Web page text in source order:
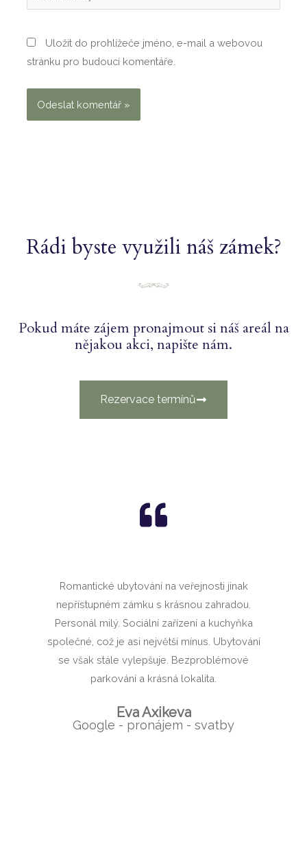
stránky
Uložit do prohlížeče jméno, e-mail a webovou
stránku pro budoucí komentáře.
Rádi byste využili náš zámek?
Pokud máte zájem pronajmout si náš areál na
nějakou akci, napište nám.
Rezervace termínů
Romantické ubytování na veřejnosti jinak
nepřístupném zámku s krásnou zahradou.
Personál milý. Sociální zařízení a kuchyňka
společné, což je asi největší mínus. Ubytování
se však stále vylepšuje. Bezproblémové
parkování a krásná lokalita.
Eva Axikeva
Google - pronájem - svatby